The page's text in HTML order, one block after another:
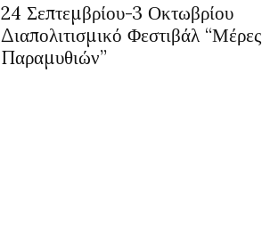
24 Σεπτεμβρίου-3 Οκτωβρίου
Διαπολιτισμικό Φεστιβάλ “Μέρες
Παραμυθιών”